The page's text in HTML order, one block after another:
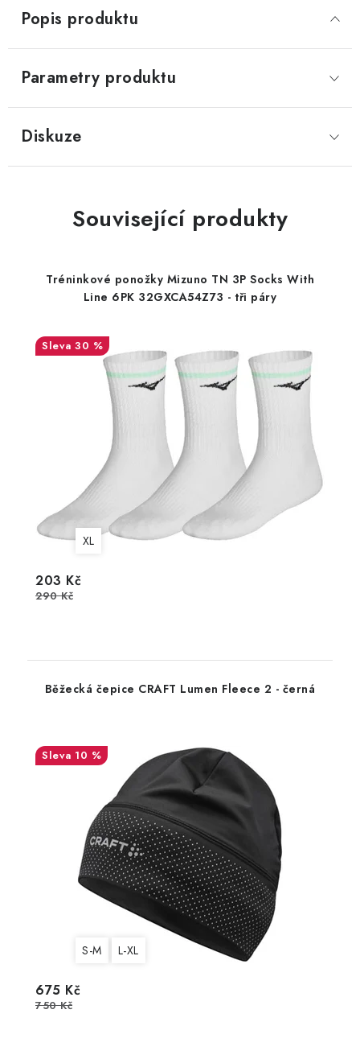
Popis produktu
Parametry produktu
Diskuze
Související produkty
Tréninkové ponožky Mizuno TN 3P Socks With
Line 6PK 32GXCA54Z73 - tři páry
30 %
XL
203 Kč
290 Kč
Běžecká čepice CRAFT Lumen Fleece 2 - černá
10 %
S-M L-XL
675 Kč
750 Kč